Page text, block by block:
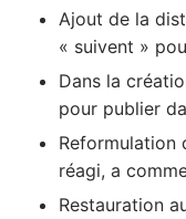
Ajout de la
« suivent »
Dans la
pour publier
Reformulation
réagi, a
Restauration